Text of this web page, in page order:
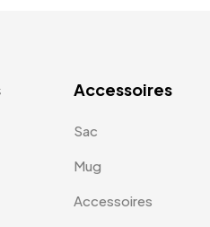
Accessoires
Sac
Mug
Accessoires